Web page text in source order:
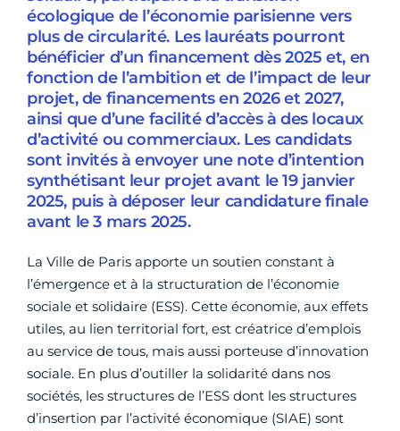
écologique de l’économie parisienne vers
plus de circularité. Les lauréats pourront
bénéficier d’un financement dès 2025 et, en
fonction de l’ambition et de l’impact de leur
projet, de financements en 2026 et 2027,
ainsi que d’une facilité d’accès à des locaux
d’activité ou commerciaux. Les candidats
sont invités à envoyer une note d’intention
synthétisant leur projet avant le 19 janvier
2025, puis à déposer leur candidature finale
avant le 3 mars 2025.
La Ville de Paris apporte un soutien constant à
l’émergence et à la structuration de l’économie
sociale et solidaire (ESS). Cette économie, aux effets
utiles, au lien territorial fort, est créatrice d’emplois
au service de tous, mais aussi porteuse d’innovation
sociale. En plus d’outiller la solidarité dans nos
sociétés, les structures de l’ESS dont les structures
d’insertion par l’activité économique (SIAE) sont